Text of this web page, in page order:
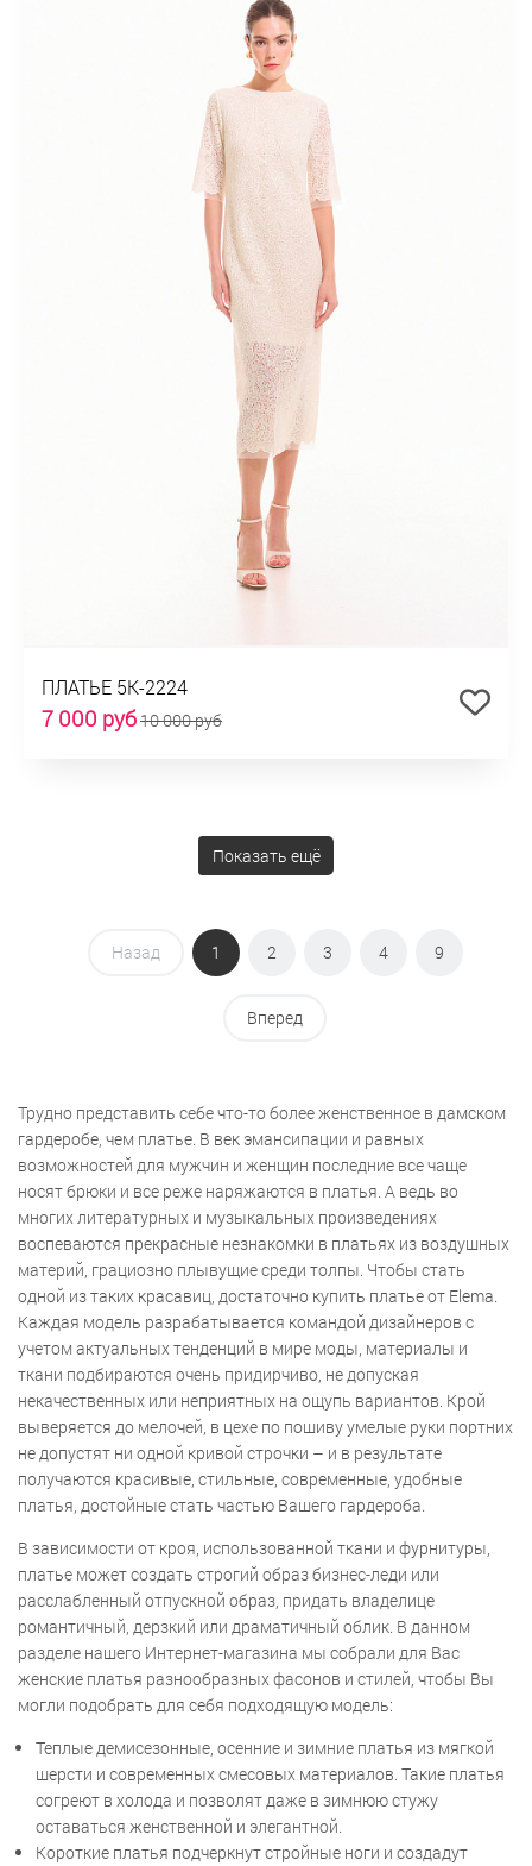
ПЛАТЬЕ 5К-2224
7 000 руб10 000 руб
Показать ещё
Назад 1 2 3 4 9
Вперед
Трудно представить себе что-то более женственное в дамском
гардеробе, чем платье. В век эмансипации и равных
возможностей для мужчин и женщин последние все чаще
носят брюки и все реже наряжаются в платья. А ведь во
многих литературных и музыкальных произведениях
воспеваются прекрасные незнакомки в платьях из воздушных
материй, грациозно плывущие среди толпы. Чтобы стать
одной из таких красавиц, достаточно купить платье от Elema.
Каждая модель разрабатывается командой дизайнеров с
учетом актуальных тенденций в мире моды, материалы и
ткани подбираются очень придирчиво, не допуская
некачественных или неприятных на ощупь вариантов. Крой
выверяется до мелочей, в цехе по пошиву умелые руки портних
не допустят ни одной кривой строчки – и в результате
получаются красивые, стильные, современные, удобные
платья, достойные стать частью Вашего гардероба.
В зависимости от кроя, использованной ткани и фурнитуры,
платье может создать строгий образ бизнес-леди или
расслабленный отпускной образ, придать владелице
романтичный, дерзкий или драматичный облик. В данном
разделе нашего Интернет-магазина мы собрали для Вас
женские платья разнообразных фасонов и стилей, чтобы Вы
могли подобрать для себя подходящую модель:
Теплые демисезонные, осенние и зимние платья из мягкой
шерсти и современных смесовых материалов. Такие платья
согреют в холода и позволят даже в зимнюю стужу
оставаться женственной и элегантной.
Короткие платья подчеркнут стройные ноги и создадут